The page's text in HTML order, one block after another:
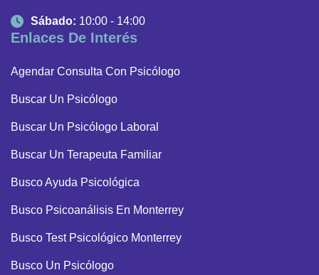
Sábado: 10:00 - 14:00
Enlaces De Interés
Agendar Consulta Con Psicólogo
Buscar Un Psicólogo
Buscar Un Psicólogo Laboral
Buscar Un Terapeuta Familiar
Busco Ayuda Psicológica
Busco Psicoanálisis En Monterrey
Busco Test Psicológico Monterrey
Busco Un Psicólogo